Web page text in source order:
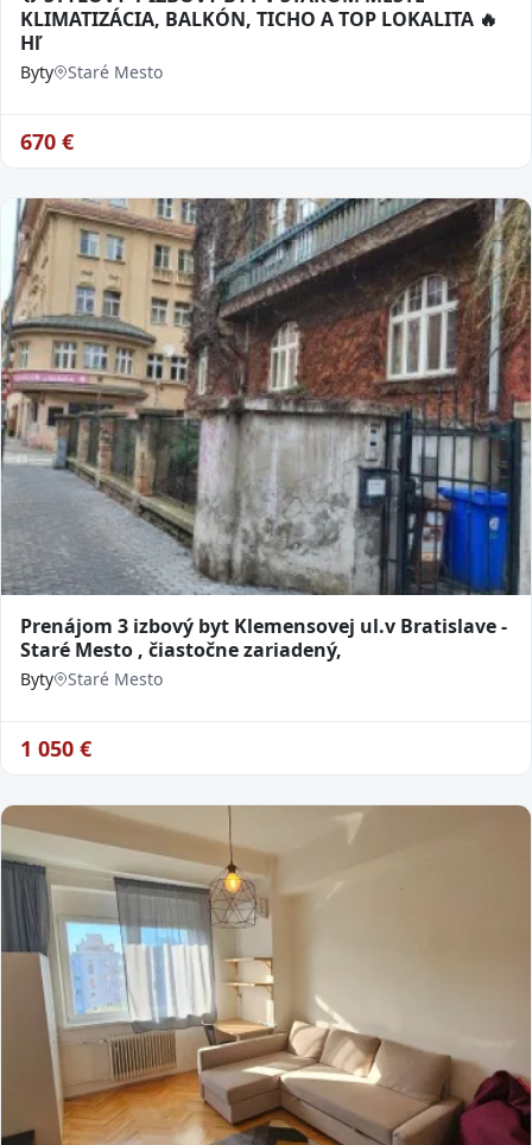
KLIMATIZÁCIA, BALKÓN, TICHO A TOP LOKALITA 🔥
Hľ
Byty Staré Mesto
670 €
Prenájom 3 izbový byt Klemensovej ul.v Bratislave -
Staré Mesto , čiastočne zariadený,
Byty Staré Mesto
1 050 €